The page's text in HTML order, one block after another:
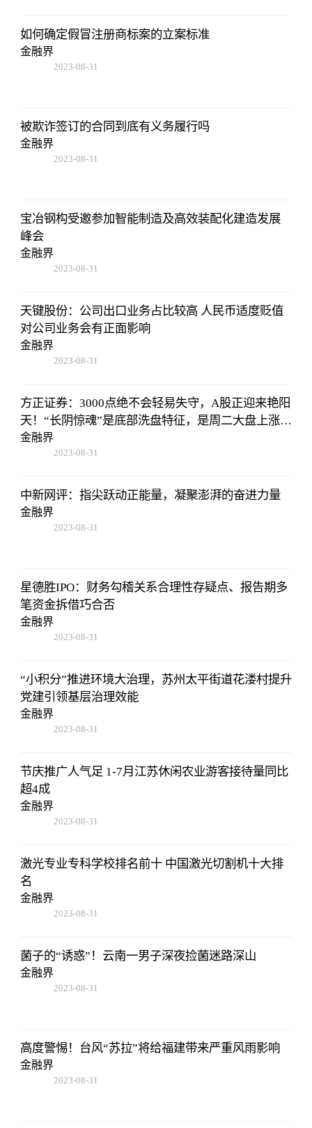
如何确定假冒注册商标案的立案标准
金融界
2023-08-31
被欺诈签订的合同到底有义务履行吗
金融界
2023-08-31
宝冶钢构受邀参加智能制造及高效装配化建造发展
峰会
金融界
2023-08-31
天键股份：公司出口业务占比较高 人民币适度贬值
对公司业务会有正面影响
金融界
2023-08-31
方正证券：3000点绝不会轻易失守，A股正迎来艳阳
天！“长阴惊魂”是底部洗盘特征，是周二大盘上涨的
原因
金融界
2023-08-31
中新网评：指尖跃动正能量，凝聚澎湃的奋进力量
金融界
2023-08-31
星德胜IPO：财务勾稽关系合理性存疑点、报告期多
笔资金拆借巧合否
金融界
2023-08-31
“小积分”推进环境大治理，苏州太平街道花溇村提升
党建引领基层治理效能
金融界
2023-08-31
节庆推广人气足 1-7月江苏休闲农业游客接待量同比
超4成
金融界
2023-08-31
激光专业专科学校排名前十 中国激光切割机十大排
名
金融界
2023-08-31
菌子的“诱惑”！云南一男子深夜捡菌迷路深山
金融界
2023-08-31
高度警惕！台风“苏拉”将给福建带来严重风雨影响
金融界
2023-08-31